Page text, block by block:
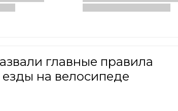
главные правила
на велосипеде